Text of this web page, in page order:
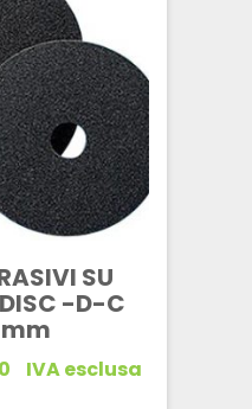
SU
-D-C
mm
IVA esclusa